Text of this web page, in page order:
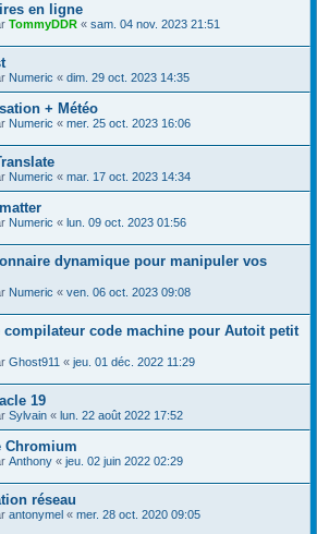
en ligne
TommyDDR « sam. 04 nov. 2023 21:51
Numeric « dim. 29 oct. 2023 14:35
+ Météo
Numeric « mer. 25 oct. 2023 16:06
Numeric « mar. 17 oct. 2023 14:34
Numeric « lun. 09 oct. 2023 01:56
dynamique pour manipuler vos
Numeric « ven. 06 oct. 2023 09:08
compilateur code machine pour Autoit petit
Ghost911 « jeu. 01 déc. 2022 11:29
19
Sylvain « lun. 22 août 2022 17:52
Chromium
Anthony « jeu. 02 juin 2022 02:29
réseau
antonymel « mer. 28 oct. 2020 09:05